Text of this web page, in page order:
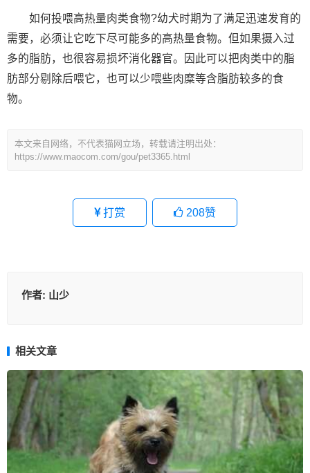
如何投喂高热量肉类食物?幼犬时期为了满足迅速发育的
需要，必须让它吃下尽可能多的高热量食物。但如果摄入过
多的脂肪，也很容易损坏消化器官。因此可以把肉类中的脂
肪部分剔除后喂它，也可以少喂些肉糜等含脂肪较多的食
物。
本文来自网络，不代表猫网立场，转载请注明出处：
https://www.maocom.com/gou/pet3365.html
打赏 208赞
作者: 山少
相关文章